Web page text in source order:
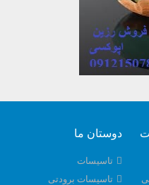
دوستان ما
تاسیسات
تاسیسات برودتی